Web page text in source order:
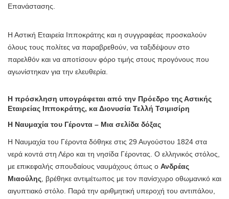
Επανάστασης.
Η Αστική Εταιρεία Ιπποκράτης και η συγγραφέας προσκαλούν
όλους τους πολίτες να παραβρεθούν, να ταξιδέψουν στο
παρελθόν και να αποτίσουν φόρο τιμής στους προγόνους που
αγωνίστηκαν για την ελευθερία.
Η πρόσκληση υπογράφεται από την Πρόεδρο της Αστικής
Εταιρείας Ιπποκράτης, κα Διονυσία Τελλή Τσιμισίρη
Η Ναυμαχία του Γέροντα – Μια σελίδα δόξας
Η Ναυμαχία του Γέροντα δόθηκε στις 29 Αυγούστου 1824 στα
νερά κοντά στη Λέρο και τη νησίδα Γέροντας. Ο ελληνικός στόλος,
με επικεφαλής σπουδαίους ναυμάχους όπως ο Ανδρέας
Μιαούλης , βρέθηκε αντιμέτωπος με τον πανίσχυρο οθωμανικό και
αιγυπτιακό στόλο. Παρά την αριθμητική υπεροχή του αντιπάλου,